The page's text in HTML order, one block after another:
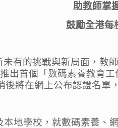
助教師掌
鼓勵全港每
有的挑戰與新局面，教
出首個「數碼素養教育
將在網上公布認證名單
地學校，就數碼素養、